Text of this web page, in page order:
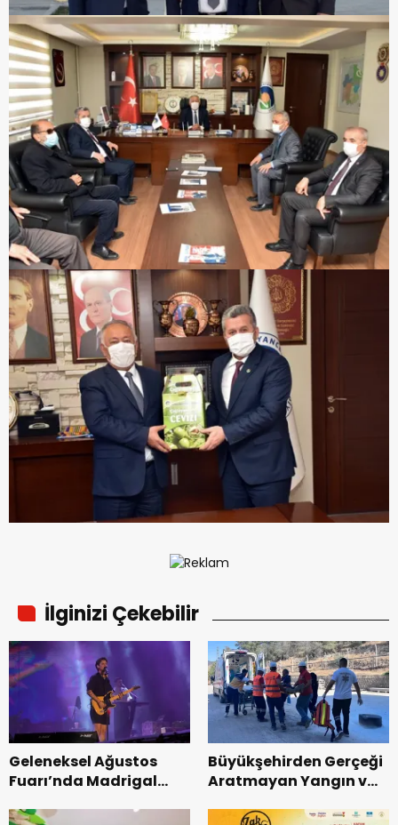
İlginizi Çekebilir
Geleneksel Ağustos
Fuarı’nda Madrigal
Büyükşehirden Gerçeği
Aratmayan Yangın ve